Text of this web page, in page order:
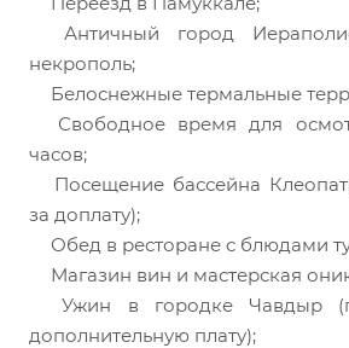
Античный город
некрополь;
Белоснежные термальные
Свободное время для
часов;
Посещение бассейна
за доплату);
Обед в ресторане с блюдами
Магазин вин и мастерская
Ужин в городке Чавдыр
дополнительную плату);